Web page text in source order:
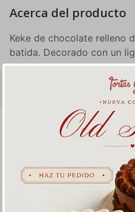
Acerca del producto
Keke de chocolate relleno
batida. Decorado con un
Productos
St
24 porciones
S/ 77.00
Mini